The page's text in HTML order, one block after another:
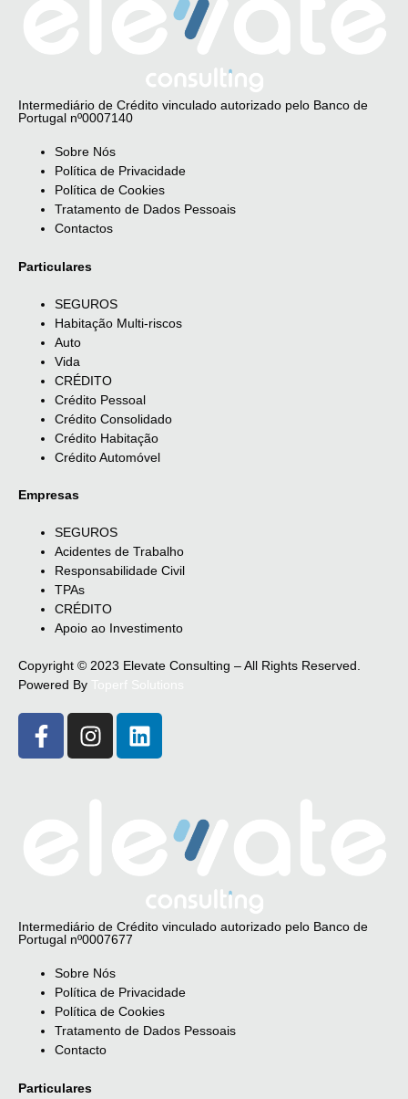
Intermediário de Crédito vinculado autorizado pelo Banco de
Portugal nº0007140
Sobre Nós
Política de Privacidade
Política de Cookies
Tratamento de Dados Pessoais
Contactos
Particulares
SEGUROS
Habitação Multi-riscos
Auto
Vida
CRÉDITO
Crédito Pessoal
Crédito Consolidado
Crédito Habitação
Crédito Automóvel
Empresas
SEGUROS
Acidentes de Trabalho
Responsabilidade Civil
TPAs
CRÉDITO
Apoio ao Investimento
Copyright © 2023 Elevate Consulting – All Rights Reserved.
Powered By
Intermediário de Crédito vinculado autorizado pelo Banco de
Portugal nº0007677
Sobre Nós
Política de Privacidade
Política de Cookies
Tratamento de Dados Pessoais
Contacto
Particulares